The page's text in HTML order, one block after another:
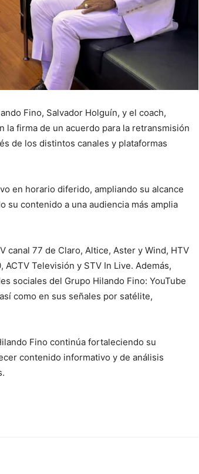
Fino, Salvador Holguín, y el coach,
la firma de un acuerdo para la retransmisión
de los distintos canales y plataformas
en horario diferido, ampliando su alcance
su contenido a una audiencia más amplia
canal 77 de Claro, Altice, Aster y Wind, HTV
Televisión y STV In Live. Además,
sociales del Grupo Hilando Fino: YouTube
como en sus señales por satélite,
Fino continúa fortaleciendo su
contenido informativo y de análisis